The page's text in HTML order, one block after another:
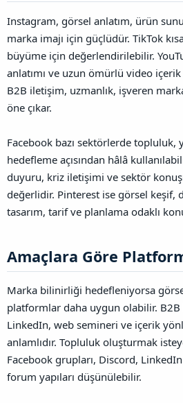
Instagram, görsel anlatım, ürün
marka imajı için güçlüdür. TikTok
büyüme için değerlendirilebilir.
anlatımı ve uzun ömürlü video
B2B iletişim, uzmanlık, işveren
öne çıkar.
Facebook bazı sektörlerde topluluk,
hedefleme açısından hâlâ
duyuru, kriz iletişimi ve sektör
değerlidir. Pinterest ise görsel keşif,
tasarım, tarif ve planlama odaklı
Amaçlara Göre
Marka bilinirliği hedefleniyorsa
platformlar daha uygun olabilir.
LinkedIn, web semineri ve içerik
anlamlıdır. Topluluk oluşturmak
Facebook grupları, Discord,
forum yapıları düşünülebilir.